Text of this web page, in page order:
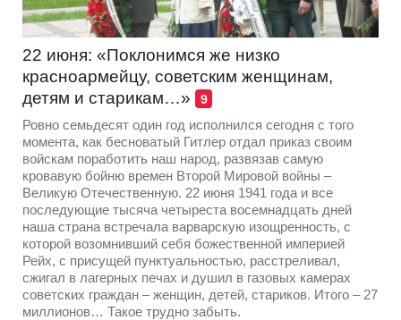
22 июня: «Поклонимся же низко
красноармейцу, советским женщинам,
детям и старикам…»
9
Ровно семьдесят один год исполнился сегодня с того
момента, как бесноватый Гитлер отдал приказ своим
войскам поработить наш народ, развязав самую
кровавую бойню времен Второй Мировой войны –
Великую Отечественную. 22 июня 1941 года и все
последующие тысяча четыреста восемнадцать дней
наша страна встречала варварскую изощренность, с
которой возомнивший себя божественной империей
Рейх, с присущей пунктуальностью, расстреливал,
сжигал в лагерных печах и душил в газовых камерах
советских граждан – женщин, детей, стариков. Итого – 27
миллионов… Такое трудно забыть.